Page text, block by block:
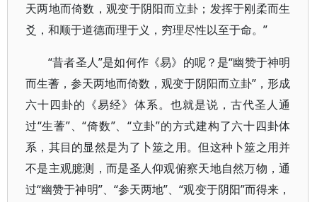
天两地而倚数，观变于阴阳而立卦；发挥于刚柔而生
爻，和顺于道德而理于义，穷理尽性以至于命。”
“昔者圣人”是如何作《易》的呢？是“幽赞于神明
而生蓍，参天两地而倚数，观变于阴阳而立卦”，形成
六十四卦的《易经》体系。也就是说，古代圣人通
过“生蓍”、“倚数”、“立卦”的方式建构了六十四卦体
系，其目的显然是为了卜筮之用。但这种卜筮之用并
不是主观臆测，而是圣人仰观俯察天地自然万物，通
过“幽赞于神明”、“参天两地”、“观变于阴阳”而得来，